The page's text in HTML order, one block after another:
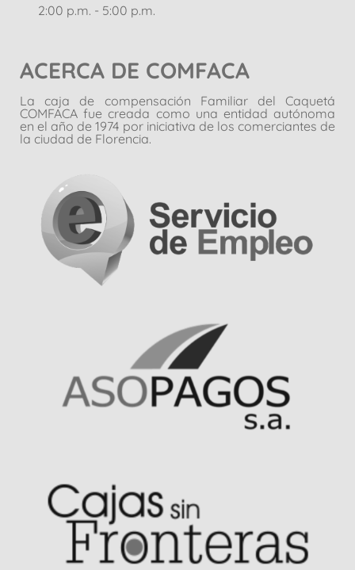
2:00 p.m. - 5:00 p.m.
ACERCA DE COMFACA
La caja de compensación Familiar del Caquetá
COMFACA fue creada como una entidad autónoma
en el año de 1974 por iniciativa de los comerciantes de
la ciudad de Florencia.